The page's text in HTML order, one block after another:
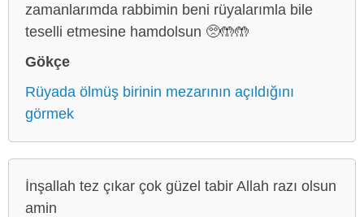
zamanlarımda rabbimin beni rüyalarımla bile
teselli etmesine hamdolsun 🥺🤲🤲
Gökçe
Rüyada ölmüş birinin mezarının açıldığını
görmek
İnşallah tez çıkar çok güzel tabir Allah razı olsun
amin